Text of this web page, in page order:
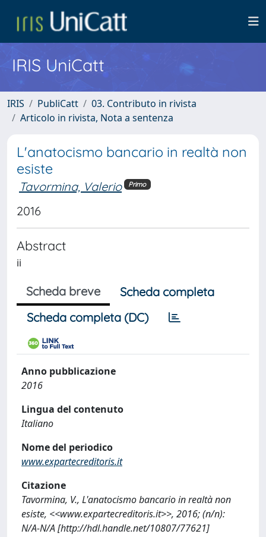
IRIS UniCatt
IRIS PubliCatt
03. Contributo in rivista
Articolo in rivista, Nota a sentenza
L'anatocismo bancario in realtà non
esiste
Tavormina, Valerio Primo
2016
Abstract
ii
Scheda breve
Scheda completa
Scheda completa (DC)
Anno pubblicazione
2016
Lingua del contenuto
Italiano
Nome del periodico
www.expartecreditoris.it
Citazione
Tavormina, V., L'anatocismo bancario in realtà non
esiste, <<www.expartecreditoris.it>>, 2016; (n/n):
N/A-N/A [http://hdl.handle.net/10807/77621]